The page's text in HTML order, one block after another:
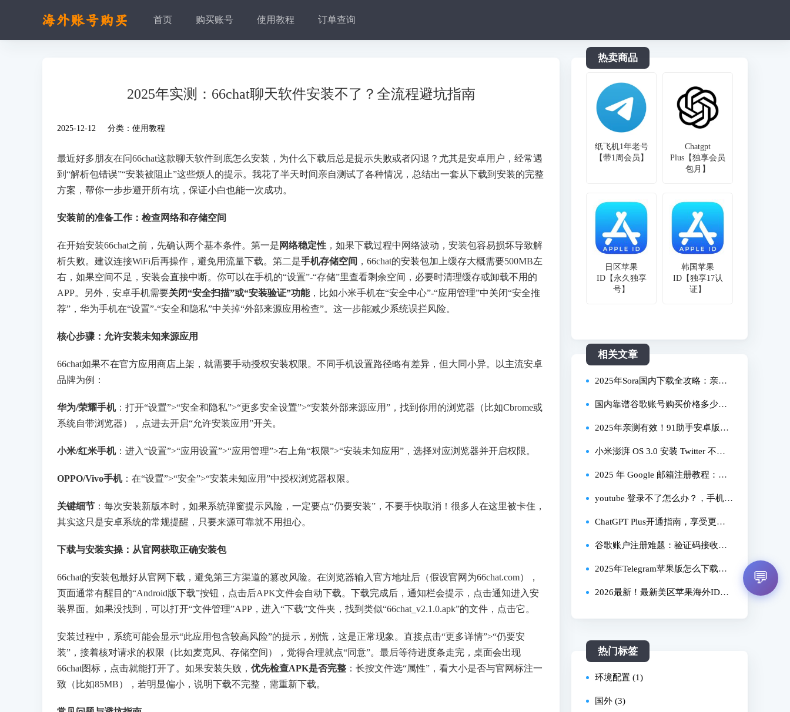
首页 购买账号 使用教程 订单查询
2025年实测：66chat聊天软件安装不了？全流程避坑指南
2025-12-12 分类： 使用教程
最近好多朋友在问66chat这款聊天软件到底怎么安装，为什么下载后总是提示失败或者闪退？尤其是安卓用户，经常遇
到“解析包错误”“安装被阻止”这些烦人的提示。我花了半天时间亲自测试了各种情况，总结出一套从下载到安装的完整
方案，帮你一步步避开所有坑，保证小白也能一次成功。
安装前的准备工作：检查网络和存储空间
在开始安装66chat之前，先确认两个基本条件。第一是 网络稳定性 ，如果下载过程中网络波动，安装包容易损坏导致解
析失败。建议连接WiFi后再操作，避免用流量下载。第二是手机存储空间 ，66chat的安装包加上缓存大概需要500MB左
右，如果空间不足，安装会直接中断。你可以在手机的“设置”-“存储”里查看剩余空间，必要时清理缓存或卸载不用的
APP。另外，安卓手机需要关闭“安全扫描”或“安装验证”功能，比如小米手机在“安全中心”-“应用管理”中关闭“安全推
荐”，华为手机在“设置”-“安全和隐私”中关掉“外部来源应用检查”。这一步能减少系统误拦风险。
核心步骤：允许安装未知来源应用
66chat如果不在官方应用商店上架，就需要手动授权安装权限。不同手机设置路径略有差异，但大同小异。以主流安卓
品牌为例：
华为/荣耀手机：打开“设置”>“安全和隐私”>“更多安全设置”>“安装外部来源应用”，找到你用的浏览器（比如Cbrome或
系统自带浏览器），点进去开启“允许安装应用”开关。
小米/红米手机：进入“设置”>“应用设置”>“应用管理”>右上角“权限”>“安装未知应用”，选择对应浏览器并开启权限。
OPPO/Vivo手机：在“设置”>“安全”>“安装未知应用”中授权浏览器权限。
关键细节 ：每次安装新版本时，如果系统弹窗提示风险，一定要点“仍要安装”，不要手快取消！很多人在这里被卡住，
其实这只是安卓系统的常规提醒，只要来源可靠就不用担心。
下载与安装实操：从官网获取正确安装包
66chat的安装包最好从官网下载，避免第三方渠道的篡改风险。在浏览器输入官方地址后（假设官网为66chat.com），
页面通常有醒目的“Android版下载”按钮，点击后APK文件会自动下载。下载完成后，通知栏会提示，点击通知进入安
装界面。如果没找到，可以打开“文件管理”APP，进入“下载”文件夹，找到类似“66chat_v2.1.0.apk”的文件，点击它。
安装过程中，系统可能会显示“此应用包含较高风险”的提示，别慌，这是正常现象。直接点击“更多详情”>“仍要安
装”，接着核对请求的权限（比如麦克风、存储空间），觉得合理就点“同意”。最后等待进度条走完，桌面会出现
66chat图标，点击就能打开了。如果安装失败， 优先检查APK是否完整 ：长按文件选“属性”，看大小是否与官网标注一
致（比如85MB），若明显偏小，说明下载不完整，需重新下载。
热卖商品
纸飞机1年老号
【带1周会员】
Chatgpt
Plus【独享会员
包月】
日区苹果
ID【永久独享
号】
韩国苹果
ID【独享17认
证】
相关文章
2025年Sora国内下载全攻略：亲测
可用方法及避坑指南
国内靠谱谷歌账号购买价格多少？
安全谷歌账号购买价格区间如何？
实用指南
2025年亲测有效！91助手安卓版全
流程下载安装教程，避坑指南看这
篇就够了
小米澎湃 OS 3.0 安装 Twitter 不兼
容？缺失 GMS 怎么解决？亲测有效
教程
2025 年 Google 邮箱注册教程：解
决无法验证、地区限制问题
youtube 登录不了怎么办？，手机 y
outube 怎么登录？，登录失败有哪
些解决方法？
ChatGPT Plus开通指南，享受更智
能、更迅捷的对话体验
谷歌账户注册难题：验证码接收失
败与安全更新影响
2025年Telegram苹果版怎么下载？
亲测有效全流程教程
2026最新！最新美区苹果海外ID小
00%注册美/日/土区！
热门标签
环境配置 (1)
国外 (3)
💬